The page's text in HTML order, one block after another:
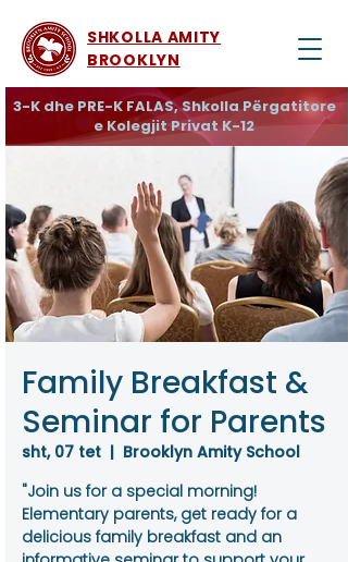
SHKOLLA AMITY
BROOKLYN
3-K dhe PRE-K FALAS, Shkolla Përgatitore
e Kolegjit Privat K-12
Family Breakfast &
Seminar for Parents
sht, 07 tet
  |
Brooklyn Amity School
"Join us for a special morning!
Elementary parents, get ready for a
delicious family breakfast and an